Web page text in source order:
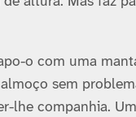
o com uma
sem
lhe companhia.